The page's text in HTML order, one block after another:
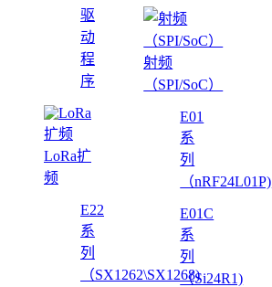
驱
动
程
序
LoRa扩
频
E22
系
列
（SX1262\SX1268)
射频
（SPI/SoC）
E01
系
列
（nRF24L01P)
E01C
系
列
（Si24R1)